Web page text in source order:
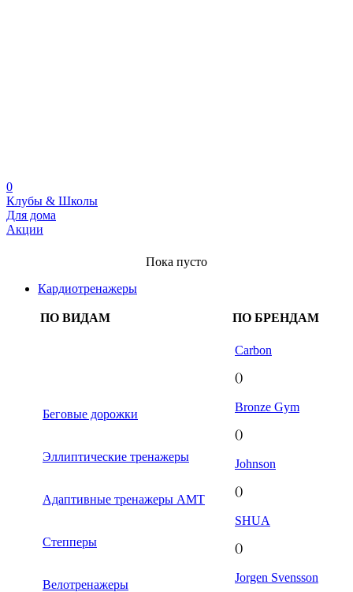
0
Клубы & Школы
Для дома
Акции
Пока пусто
Кардиотренажеры
ПО ВИДАМ ПО БРЕНДАМ
Беговые дорожки
Эллиптические тренажеры
Адаптивные тренажеры AMT
Степперы
Велотренажеры
Carbon
()
Bronze Gym
()
Johnson
()
SHUA
()
Jorgen Svensson